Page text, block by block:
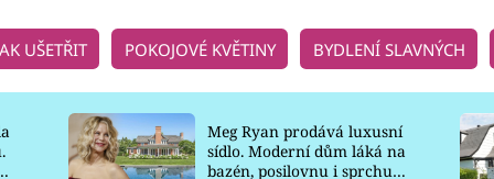
UŠETŘIT POKOJOVÉ KVĚTINY BYDLENÍ SLAVNÝCH
Meg Ryan prodává luxusní
sídlo. Moderní dům láká na
bazén, posilovnu i sprchu